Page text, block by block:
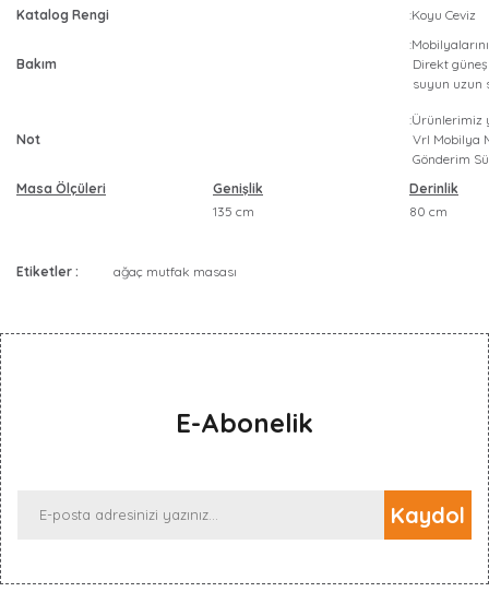
Katalog Rengi
:Koyu Ceviz
Bakım
Direkt güneş
suyun uzun
Not
:Ürünlerimiz
Vrl Mobilya
Gönderim
Masa Ölçüleri
Genişlik
Derinlik
135 cm
80 cm
Etiketler : ağaç mutfak masası
E-Abonelik
Kaydol